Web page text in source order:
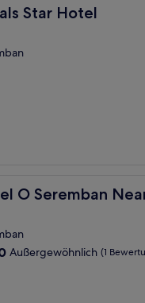
Star Hotel
Star Hotel
O Seremban
O Seremban Near
Außergewöhnlich (1